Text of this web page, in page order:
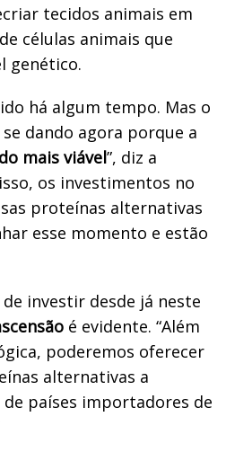
tecidos animais em
células animais que
genético.
há algum tempo. Mas o
dando agora porque a
mais viável”, diz a
os investimentos no
proteínas alternativas
esse momento e estão
investir desde já neste
é evidente. “Além
poderemos oferecer
alternativas a
países importadores de